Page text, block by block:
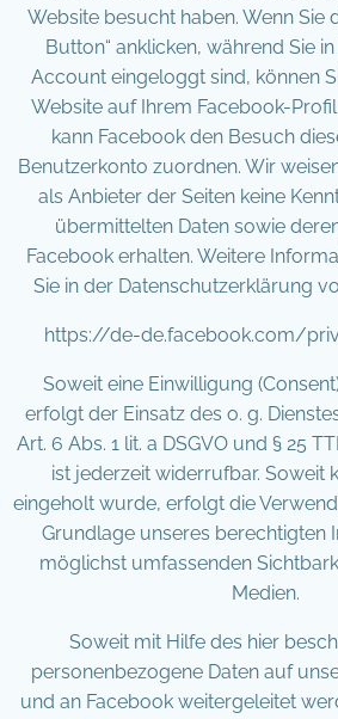
Website besucht haben. Wenn Sie
Button“ anklicken, während Sie
Account eingeloggt sind, können
Website auf Ihrem Facebook-
kann Facebook den Besuch
Benutzerkonto zuordnen. Wir
als Anbieter der Seiten keine
übermittelten Daten sowie
Facebook erhalten. Weitere
Sie in der Datenschutzerklärung
https://de-de.facebook.com/
Soweit eine Einwilligung
erfolgt der Einsatz des o. g.
Art. 6 Abs. 1 lit. a DSGVO und § 25
ist jederzeit widerrufbar. Soweit
eingeholt wurde, erfolgt die
Grundlage unseres berechtigten
möglichst umfassenden
Medien.
Soweit mit Hilfe des hier
personenbezogene Daten auf
und an Facebook weitergeleitet